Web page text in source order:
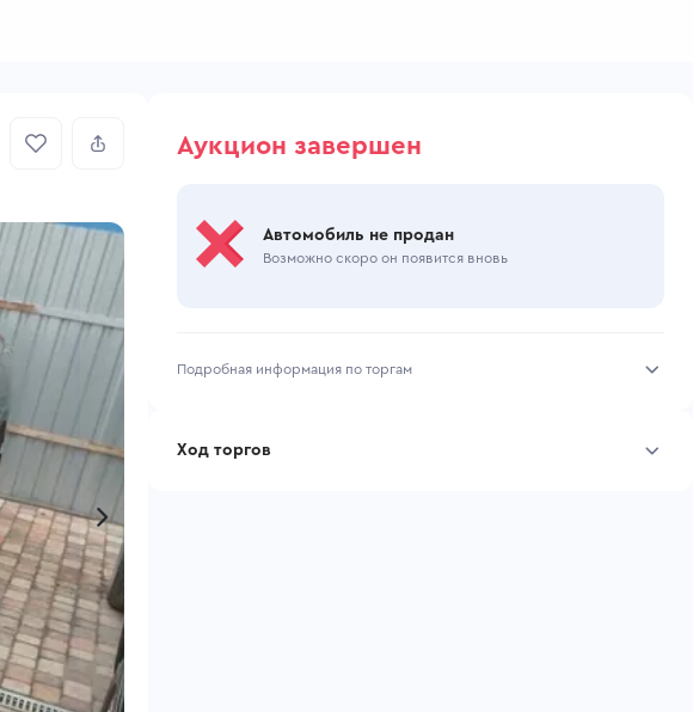
Аукцион завершен
Автомобиль не продан
Возможно скоро он появится вновь
Подробная информация по торгам
Ход торгов